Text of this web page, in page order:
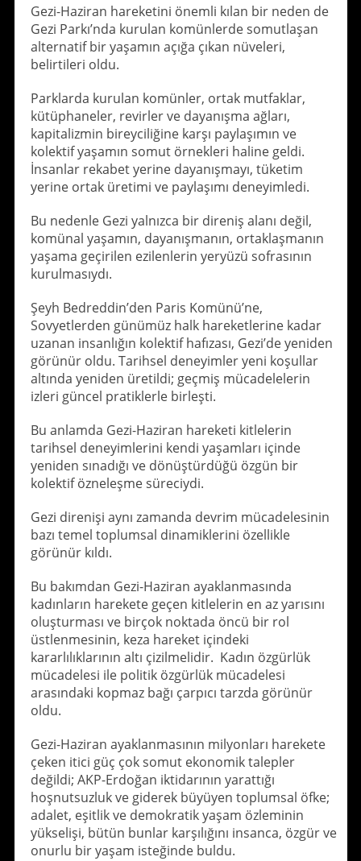
Gezi-Haziran hareketini önemli kılan bir neden de
Gezi Parkı’nda kurulan komünlerde somutlaşan
alternatif bir yaşamın açığa çıkan nüveleri,
belirtileri oldu.
Parklarda kurulan komünler, ortak mutfaklar,
kütüphaneler, revirler ve dayanışma ağları,
kapitalizmin bireyciliğine karşı paylaşımın ve
kolektif yaşamın somut örnekleri haline geldi.
İnsanlar rekabet yerine dayanışmayı, tüketim
yerine ortak üretimi ve paylaşımı deneyimledi.
Bu nedenle Gezi yalnızca bir direniş alanı değil,
komünal yaşamın, dayanışmanın, ortaklaşmanın
yaşama geçirilen ezilenlerin yeryüzü sofrasının
kurulmasıydı.
Şeyh Bedreddin’den Paris Komünü’ne,
Sovyetlerden günümüz halk hareketlerine kadar
uzanan insanlığın kolektif hafızası, Gezi’de yeniden
görünür oldu. Tarihsel deneyimler yeni koşullar
altında yeniden üretildi; geçmiş mücadelelerin
izleri güncel pratiklerle birleşti.
Bu anlamda Gezi-Haziran hareketi kitlelerin
tarihsel deneyimlerini kendi yaşamları içinde
yeniden sınadığı ve dönüştürdüğü özgün bir
kolektif özneleşme süreciydi.
Gezi direnişi aynı zamanda devrim mücadelesinin
bazı temel toplumsal dinamiklerini özellikle
görünür kıldı.
Bu bakımdan Gezi-Haziran ayaklanmasında
kadınların harekete geçen kitlelerin en az yarısını
oluşturması ve birçok noktada öncü bir rol
üstlenmesinin, keza hareket içindeki
kararlılıklarının altı çizilmelidir. Kadın özgürlük
mücadelesi ile politik özgürlük mücadelesi
arasındaki kopmaz bağı çarpıcı tarzda görünür
oldu.
Gezi-Haziran ayaklanmasının milyonları harekete
çeken itici güç çok somut ekonomik talepler
değildi; AKP-Erdoğan iktidarının yarattığı
hoşnutsuzluk ve giderek büyüyen toplumsal öfke;
adalet, eşitlik ve demokratik yaşam özleminin
yükselişi, bütün bunlar karşılığını insanca, özgür ve
onurlu bir yaşam isteğinde buldu.